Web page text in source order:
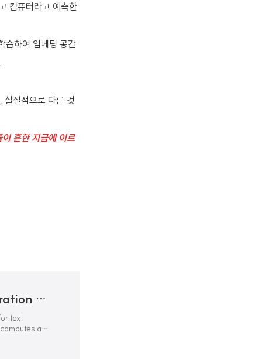
컴퓨터라고 예측한
습하여 임베딩 공간
실질적으로 다른 것
흔한 지금에 이르
BERTScore: Evaluating Text Generation with BERT
text
a